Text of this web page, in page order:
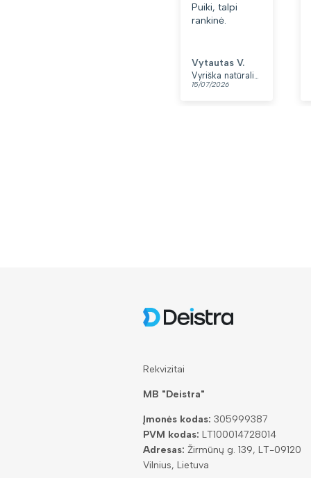
Puiki, talpi
rankinė.
Vytautas V.
15/07/2026
Rekvizitai
MB "Deistra"
Įmonės kodas: 305999387
PVM kodas: LT100014728014
Adresas: Žirmūnų g. 139, LT-09120
Vilnius, Lietuva